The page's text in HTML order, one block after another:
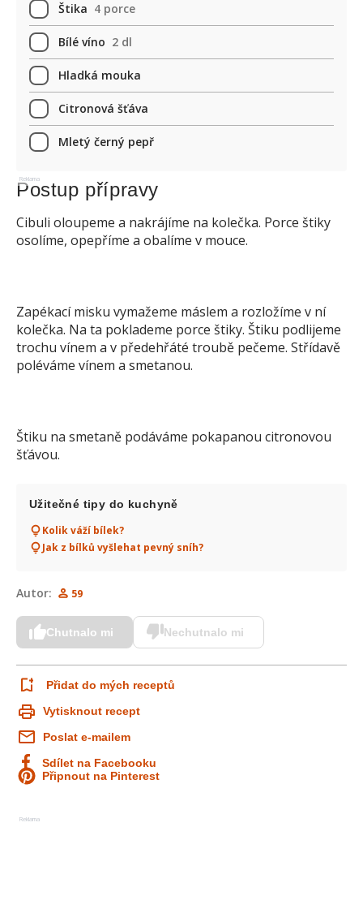
Štika 4 porce
Bílé víno 2 dl
Hladká mouka
Citronová šťáva
Mletý černý pepř
Reklama
Postup přípravy
Cibuli oloupeme a nakrájíme na kolečka. Porce štiky
osolíme, opepříme a obalíme v mouce.
Zapékací misku vymažeme máslem a rozložíme v ní
kolečka. Na ta poklademe porce štiky. Štiku podlijeme
trochu vínem a v předehřáté troubě pečeme. Střídavě
poléváme vínem a smetanou.
Štiku na smetaně podáváme pokapanou citronovou
šťávou.
Užitečné tipy do kuchyně
Kolik váží bílek?
Jak z bílků vyšlehat pevný sníh?
Autor: 59
Chutnalo mi Nechutnalo mi
Přidat do mých receptů
Vytisknout recept
Poslat e-mailem
Sdílet na Facebooku
Připnout na Pinterest
Reklama